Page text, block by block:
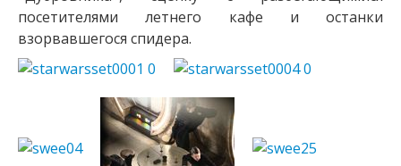
посетителями летнего кафе и останки
взорвавшегося спидера.